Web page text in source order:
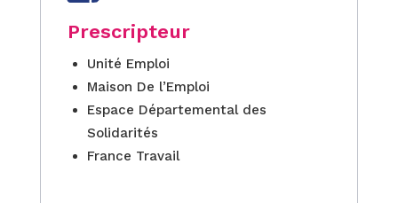
Prescripteur
Unité Emploi
Maison De l’Emploi
Espace Départemental des
Solidarités
France Travail